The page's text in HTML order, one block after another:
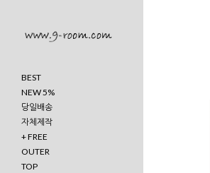
BEST
NEW 5%
당일배송
자체제작
+ FREE
OUTER
TOP